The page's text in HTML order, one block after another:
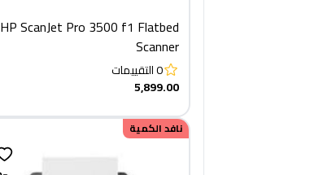
HP ScanJet Pro 3500 f1 Flatbed
Scanner
0التقييمات
5,899.00
نافد الكمية